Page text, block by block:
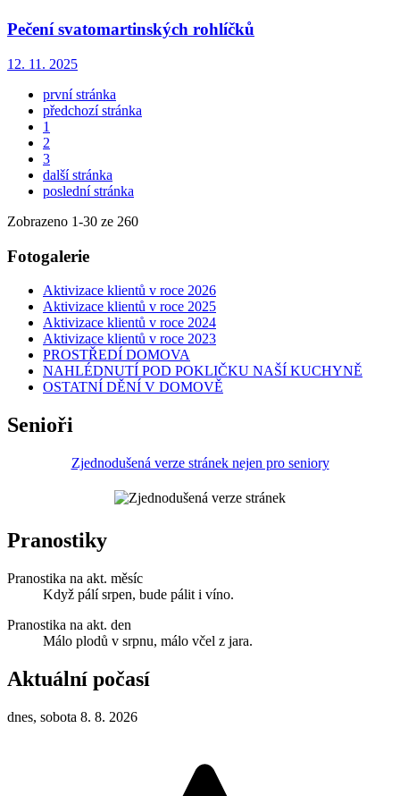
Pečení svatomartinských rohlíčků
12. 11. 2025
první stránka
předchozí stránka
1
2
3
další stránka
poslední stránka
Zobrazeno 1-30 ze 260
Fotogalerie
Aktivizace klientů v roce 2026
Aktivizace klientů v roce 2025
Aktivizace klientů v roce 2024
Aktivizace klientů v roce 2023
PROSTŘEDÍ DOMOVA
NAHLÉDNUTÍ POD POKLIČKU NAŠÍ KUCHYNĚ
OSTATNÍ DĚNÍ V DOMOVĚ
Senioři
Zjednodušená verze stránek nejen pro seniory
Pranostiky
Pranostika na akt. měsíc
Když pálí srpen, bude pálit i víno.
Pranostika na akt. den
Málo plodů v srpnu, málo včel z jara.
Aktuální počasí
dnes, sobota 8. 8. 2026